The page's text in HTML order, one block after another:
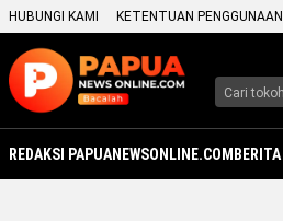
HUBUNGI KAMI KETENTUAN PENGGUNAAN
REDAKSI PAPUANEWSONLINE.COM